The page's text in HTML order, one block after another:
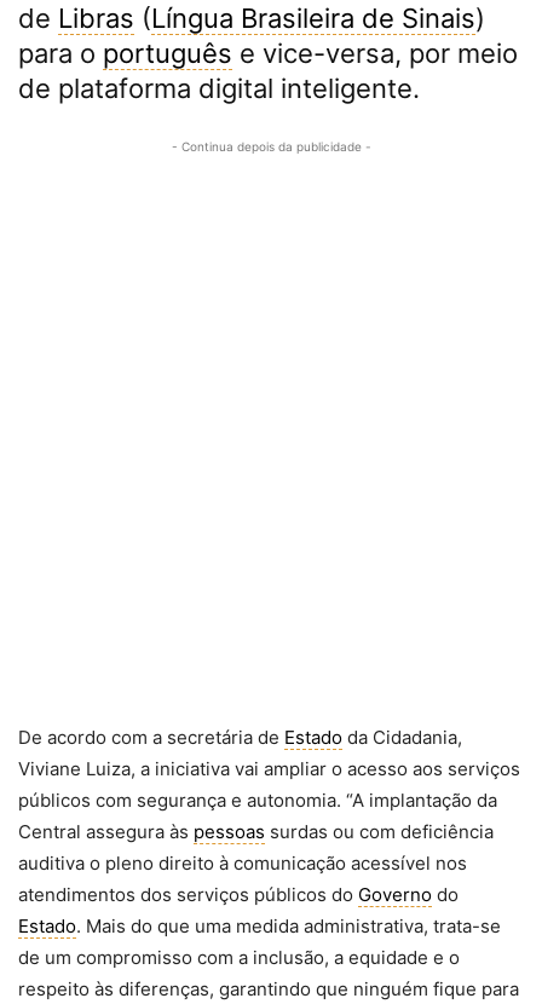
de Libras (Língua Brasileira de Sinais)
para o português e vice-versa, por meio
de plataforma digital inteligente.
- Continua depois da publicidade -
De acordo com a secretária de Estado da Cidadania,
Viviane Luiza, a iniciativa vai ampliar o acesso aos serviços
públicos com segurança e autonomia. “A implantação da
Central assegura às pessoas surdas ou com deficiência
auditiva o pleno direito à comunicação acessível nos
atendimentos dos serviços públicos do Governo do
Estado. Mais do que uma medida administrativa, trata-se
de um compromisso com a inclusão, a equidade e o
respeito às diferenças, garantindo que ninguém fique para